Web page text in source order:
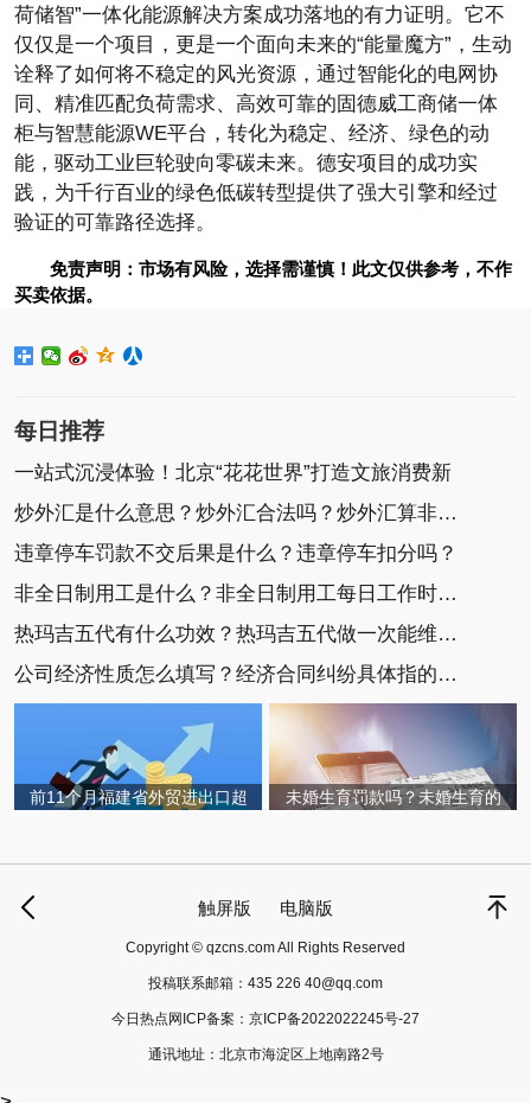
荷储智”一体化能源解决方案成功落地的有力证明。它不
仅仅是一个项目，更是一个面向未来的“能量魔方”，生动
诠释了如何将不稳定的风光资源，通过智能化的电网协
同、精准匹配负荷需求、高效可靠的固德威工商储一体
柜与智慧能源WE平台，转化为稳定、经济、绿色的动
能，驱动工业巨轮驶向零碳未来。德安项目的成功实
践，为千行百业的绿色低碳转型提供了强大引擎和经过
验证的可靠路径选择。
免责声明：市场有风险，选择需谨慎！此文仅供参考，不作
买卖依据。
每日推荐
一站式沉浸体验！北京“花花世界”打造文旅消费新
炒外汇是什么意思？炒外汇合法吗？炒外汇算非法集
违章停车罚款不交后果是什么？违章停车扣分吗？
非全日制用工是什么？非全日制用工每日工作时间不
热玛吉五代有什么功效？热玛吉五代做一次能维持多
公司经济性质怎么填写？经济合同纠纷具体指的是什
前11个月福建省外贸进出口超 未婚生育罚款吗？未婚生育的
触屏版 电脑版
Copyright © qzcns.com All Rights Reserved
投稿联系邮箱： 435 226 40@qq.com
今日热点网ICP备案： 京ICP备2022022245号-27
通讯地址：北京市海淀区上地南路2号